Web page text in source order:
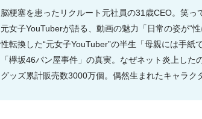
脳梗塞を患ったリクルート元社員の31歳CEO。笑っ
元女子YouTuberが語る、動画の魅力「日常の姿が“性
性転換した“元女子YouTuber”の半生「母親には手紙
「欅坂46パン屋事件」の真実。なぜネット炎上した
グッズ累計販売数3000万個。偶然生まれたキャラク